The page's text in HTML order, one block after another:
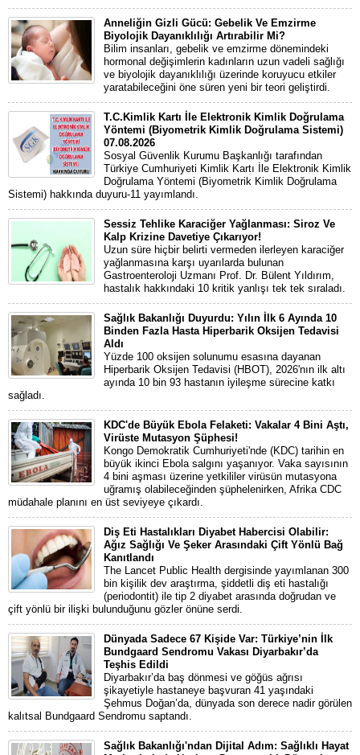
Anneliğin Gizli Gücü: Gebelik Ve Emzirme
Biyolojik Dayanıklılığı Artırabilir Mi?
Bilim insanları, gebelik ve emzirme dönemindeki
hormonal değişimlerin kadınların uzun vadeli sağlığı
ve biyolojik dayanıklılığı üzerinde koruyucu etkiler
yaratabileceğini öne süren yeni bir teori geliştirdi.
T.C.Kimlik Kartı İle Elektronik Kimlik Doğrulama
Yöntemi (Biyometrik Kimlik Doğrulama Sistemi)
07.08.2026
Sosyal Güvenlik Kurumu Başkanlığı tarafından
Türkiye Cumhuriyeti Kimlik Kartı İle Elektronik Kimlik
Doğrulama Yöntemi (Biyometrik Kimlik Doğrulama
Sistemi) hakkında duyuru-11 yayımlandı.
Sessiz Tehlike Karaciğer Yağlanması: Siroz Ve
Kalp Krizine Davetiye Çıkarıyor!
Uzun süre hiçbir belirti vermeden ilerleyen karaciğer
yağlanmasına karşı uyarılarda bulunan
Gastroenteroloji Uzmanı Prof. Dr. Bülent Yıldırım,
hastalık hakkındaki 10 kritik yanlışı tek tek sıraladı.
Sağlık Bakanlığı Duyurdu: Yılın İlk 6 Ayında 10
Binden Fazla Hasta Hiperbarik Oksijen Tedavisi
Aldı
Yüzde 100 oksijen solunumu esasına dayanan
Hiperbarik Oksijen Tedavisi (HBOT), 2026'nın ilk altı
ayında 10 bin 93 hastanın iyileşme sürecine katkı
sağladı.
KDC'de Büyük Ebola Felaketi: Vakalar 4 Bini Aştı,
Virüste Mutasyon Şüphesi!
Kongo Demokratik Cumhuriyeti'nde (KDC) tarihin en
büyük ikinci Ebola salgını yaşanıyor. Vaka sayısının
4 bini aşması üzerine yetkililer virüsün mutasyona
uğramış olabileceğinden şüphelenirken, Afrika CDC
müdahale planını en üst seviyeye çıkardı.
Diş Eti Hastalıkları Diyabet Habercisi Olabilir:
Ağız Sağlığı Ve Şeker Arasındaki Çift Yönlü Bağ
Kanıtlandı
The Lancet Public Health dergisinde yayımlanan 300
bin kişilik dev araştırma, şiddetli diş eti hastalığı
(periodontit) ile tip 2 diyabet arasında doğrudan ve
çift yönlü bir ilişki bulunduğunu gözler önüne serdi.
Dünyada Sadece 67 Kişide Var: Türkiye’nin İlk
Bundgaard Sendromu Vakası Diyarbakır’da
Teşhis Edildi
Diyarbakır’da baş dönmesi ve göğüs ağrısı
şikayetiyle hastaneye başvuran 41 yaşındaki
Şehmus Doğan’da, dünyada son derece nadir görülen
kalıtsal Bundgaard Sendromu saptandı.
Sağlık Bakanlığı'ndan Dijital Adım: Sağlıklı Hayat